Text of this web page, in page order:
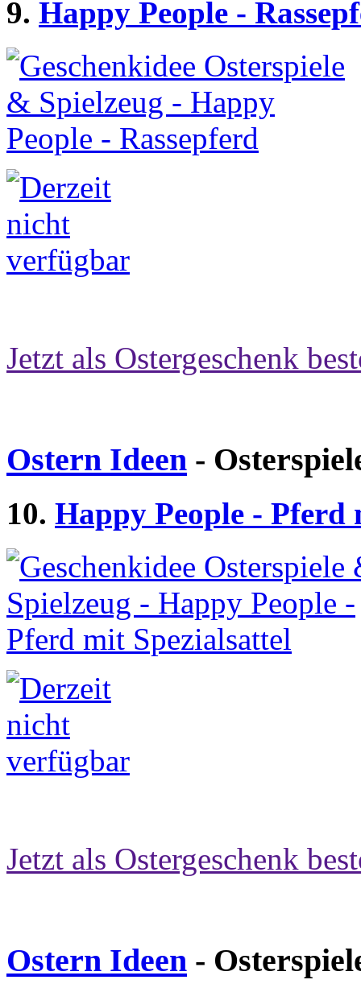
9. Happy People -
Jetzt als Ostergeschenk
Ostern Ideen -
10. Happy People - Pferd
Jetzt als Ostergeschenk
Ostern Ideen -